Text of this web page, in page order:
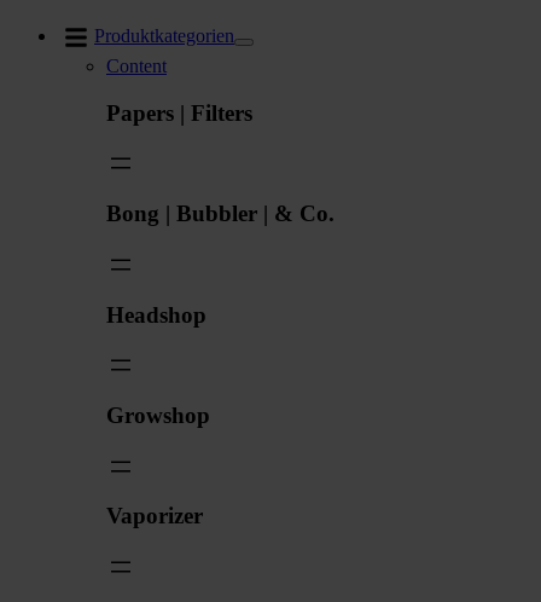
Produktkategorien
Content
Papers | Filters
Bong | Bubbler | & Co.
Headshop
Growshop
Vaporizer